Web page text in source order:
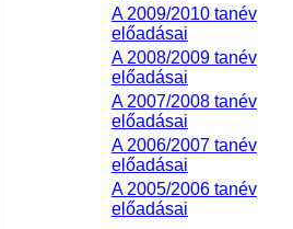
A 2009/2010 tanév
előadásai
A 2008/2009 tanév
előadásai
A 2007/2008 tanév
előadásai
A 2006/2007 tanév
előadásai
A 2005/2006 tanév
előadásai